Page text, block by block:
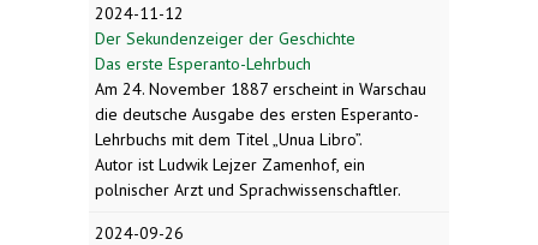
2024-11-12
Der Sekundenzeiger der Geschichte
Das erste Esperanto-Lehrbuch
Am 24. November 1887 erscheint in Warschau
die deutsche Ausgabe des ersten Esperanto-
Lehrbuchs mit dem Titel „Unua Libro”.
Autor ist Ludwik Lejzer Zamenhof, ein
polnischer Arzt und Sprachwissenschaftler.
2024-09-26